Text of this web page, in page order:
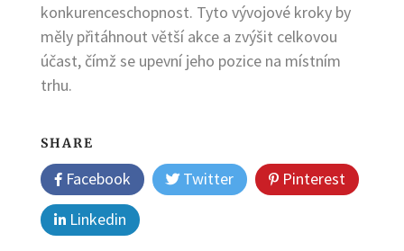
konkurenceschopnost. Tyto vývojové kroky by
měly přitáhnout větší akce a zvýšit celkovou
účast, čímž se upevní jeho pozice na místním
trhu.
SHARE
Facebook Twitter
Pinterest
Linkedin